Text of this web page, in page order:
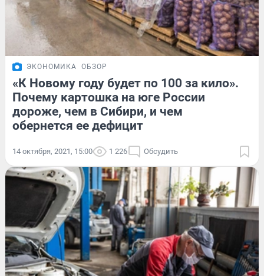
ЭКОНОМИКА ОБЗОР
«К Новому году будет по 100 за кило».
Почему картошка на юге России
дороже, чем в Сибири, и чем
обернется ее дефицит
14 октября, 2021, 15:00 1 226 Обсудить